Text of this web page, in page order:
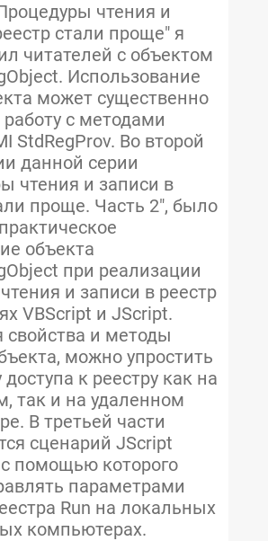
чтения и
стали проще" я
читателей с объектом
Использование
может существенно
работу с методами
StdRegProv. Во второй
данной серии
чтения и записи в
проще. Часть 2", было
объекта
при реализации
и записи в реестр
VBScript и JScript.
свойства и методы
можно упростить
к реестру как на
так и на удаленном
В третьей части
сценарий JScript
с помощью которого
параметрами
Run на локальных
компьютерах.